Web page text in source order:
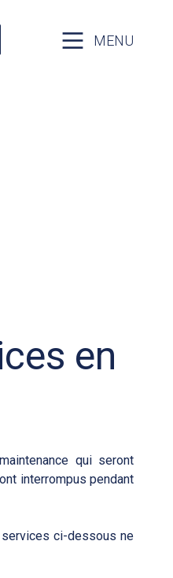
MENU
en
qui seront
interrompus pendant
ci-dessous ne